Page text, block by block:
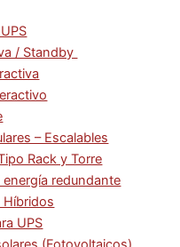
/ Standby
– Escalables
Rack y Torre
energía redundante
Híbridos
UPS